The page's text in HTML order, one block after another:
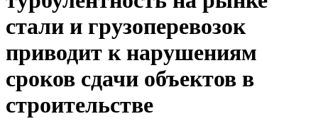
стали и грузоперевозок
приводит к нарушениям
сроков сдачи объектов в
строительстве